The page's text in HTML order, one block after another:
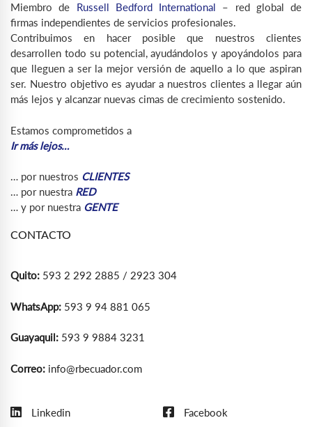
Miembro de Russell Bedford International – red global de
firmas independientes de servicios profesionales.
Contribuimos en hacer posible que nuestros clientes
desarrollen todo su potencial, ayudándolos y apoyándolos para
que lleguen a ser la mejor versión de aquello a lo que aspiran
ser. Nuestro objetivo es ayudar a nuestros clientes a llegar aún
más lejos y alcanzar nuevas cimas de crecimiento sostenido.
Estamos comprometidos a
Ir más lejos…
… por nuestros CLIENTES
… por nuestra RED
… y por nuestra GENTE
CONTACTO
Quito: 593 2 292 2885 / 2923 304
WhatsApp: 593 9 94 881 065
Guayaquil: 593 9 9884 3231
Correo: info@rbecuador.com
Linkedin Facebook